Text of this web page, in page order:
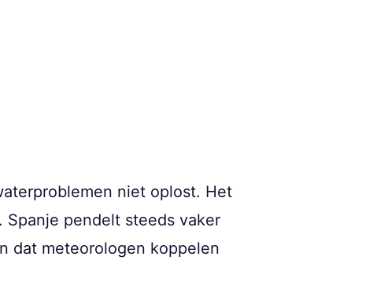
niet oplost. Het
pendelt steeds vaker
dat meteorologen koppelen